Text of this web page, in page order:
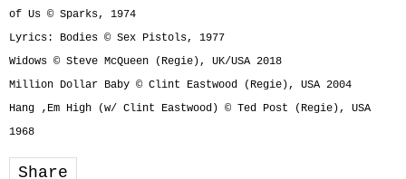
of Us © Sparks, 1974
Lyrics: Bodies © Sex Pistols, 1977
Widows © Steve McQueen (Regie), UK/USA 2018
Million Dollar Baby © Clint Eastwood (Regie), USA 2004
Hang ‚Em High (w/ Clint Eastwood) © Ted Post (Regie), USA
1968
Share